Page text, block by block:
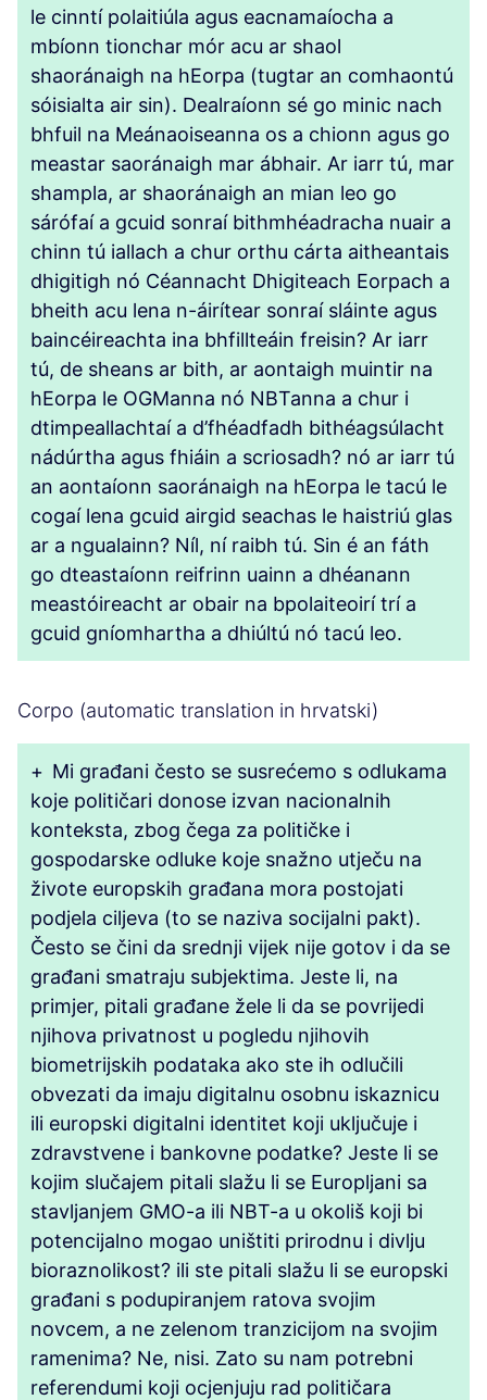
le cinntí polaitiúla agus eacnamaíocha a
mbíonn tionchar mór acu ar shaol
shaoránaigh na hEorpa (tugtar an comhaontú
sóisialta air sin). Dealraíonn sé go minic nach
bhfuil na Meánaoiseanna os a chionn agus go
meastar saoránaigh mar ábhair. Ar iarr tú, mar
shampla, ar shaoránaigh an mian leo go
sárófaí a gcuid sonraí bithmhéadracha nuair a
chinn tú iallach a chur orthu cárta aitheantais
dhigitigh nó Céannacht Dhigiteach Eorpach a
bheith acu lena n-áirítear sonraí sláinte agus
baincéireachta ina bhfillteáin freisin? Ar iarr
tú, de sheans ar bith, ar aontaigh muintir na
hEorpa le OGManna nó NBTanna a chur i
dtimpeallachtaí a d’fhéadfadh bithéagsúlacht
nádúrtha agus fhiáin a scriosadh? nó ar iarr tú
an aontaíonn saoránaigh na hEorpa le tacú le
cogaí lena gcuid airgid seachas le haistriú glas
ar a ngualainn? Níl, ní raibh tú. Sin é an fáth
go dteastaíonn reifrinn uainn a dhéanann
meastóireacht ar obair na bpolaiteoirí trí a
gcuid gníomhartha a dhiúltú nó tacú leo.
Corpo (automatic translation in hrvatski)
+ Mi građani često se susrećemo s odlukama
koje političari donose izvan nacionalnih
konteksta, zbog čega za političke i
gospodarske odluke koje snažno utječu na
živote europskih građana mora postojati
podjela ciljeva (to se naziva socijalni pakt).
Često se čini da srednji vijek nije gotov i da se
građani smatraju subjektima. Jeste li, na
primjer, pitali građane žele li da se povrijedi
njihova privatnost u pogledu njihovih
biometrijskih podataka ako ste ih odlučili
obvezati da imaju digitalnu osobnu iskaznicu
ili europski digitalni identitet koji uključuje i
zdravstvene i bankovne podatke? Jeste li se
kojim slučajem pitali slažu li se Europljani sa
stavljanjem GMO-a ili NBT-a u okoliš koji bi
potencijalno mogao uništiti prirodnu i divlju
bioraznolikost? ili ste pitali slažu li se europski
građani s podupiranjem ratova svojim
novcem, a ne zelenom tranzicijom na svojim
ramenima? Ne, nisi. Zato su nam potrebni
referendumi koji ocjenjuju rad političara